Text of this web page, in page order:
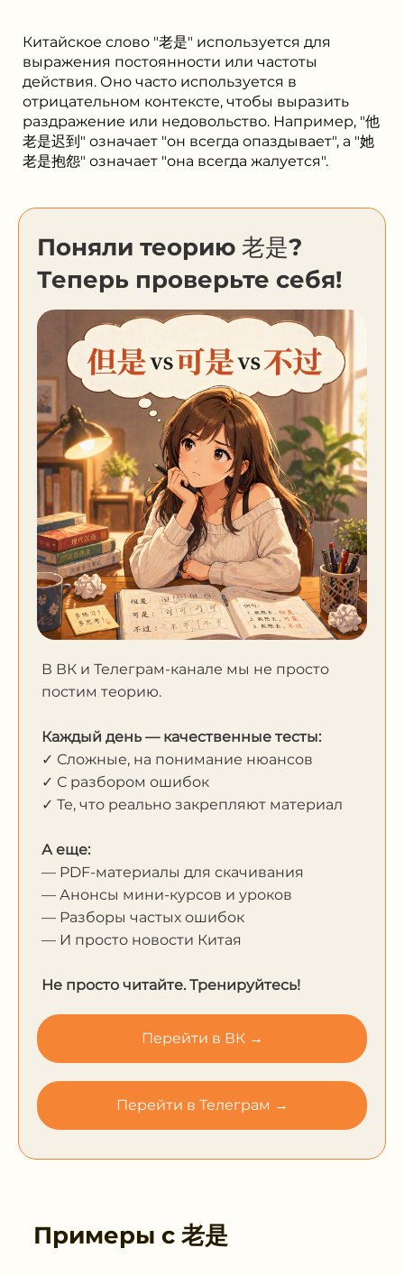
Китайское слово "老是" используется для
выражения постоянности или частоты
действия. Оно часто используется в
отрицательном контексте, чтобы выразить
раздражение или недовольство. Например, "他
老是迟到" означает "он всегда опаздывает", а "她
老是抱怨" означает "она всегда жалуется".
Поняли теорию 老是?
Теперь проверьте себя!
В ВК и Телеграм-канале мы не просто
постим теорию.
Каждый день — качественные тесты:
✓ Сложные, на понимание нюансов
✓ С разбором ошибок
✓ Те, что реально закрепляют материал
А еще:
— PDF-материалы для скачивания
— Анонсы мини-курсов и уроков
— Разборы частых ошибок
— И просто новости Китая
Не просто читайте. Тренируйтесь!
Перейти в ВК →
Перейти в Телеграм →
Примеры с 老是